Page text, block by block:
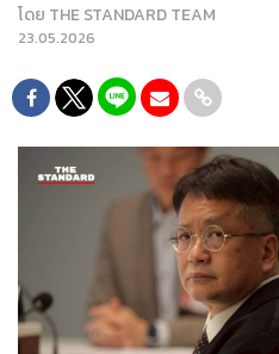
โดย THE STANDARD TEAM
23.05.2026